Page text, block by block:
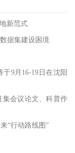
新范式
据集建设困境
9月16-19日在沈阳
集会议论文、科普作
“行动路线图”